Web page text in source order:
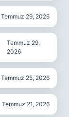
Temmuz 29, 2026
Temmuz 29,
2026
Temmuz 25, 2026
Temmuz 21, 2026